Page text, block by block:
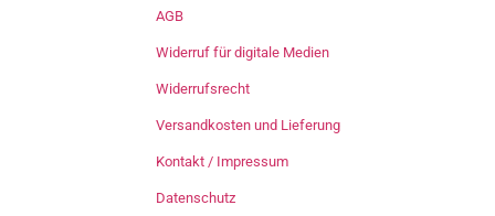
AGB
Widerruf für digitale Medien
Widerrufsrecht
Versandkosten und Lieferung
Kontakt / Impressum
Datenschutz